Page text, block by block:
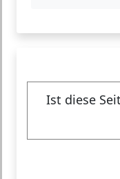
Ist diese